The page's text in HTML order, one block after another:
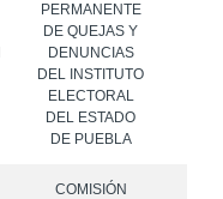
PERMANENTE
DE QUEJAS Y
DENUNCIAS
DEL INSTITUTO
ELECTORAL
DEL ESTADO
DE PUEBLA
COMISIÓN